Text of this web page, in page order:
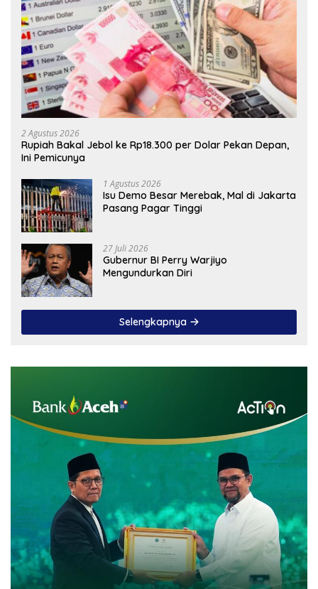
2 Agustus 2026
Rupiah Bakal Jebol ke Rp18.300 per Dolar Pekan Depan,
Ini Pemicunya
1 Agustus 2026
Isu Demo Besar Merebak, Mal di Jakarta
Pasang Pagar Tinggi
27 Juli 2026
Gubernur BI Perry Warjiyo
Mengundurkan Diri
Selengkapnya